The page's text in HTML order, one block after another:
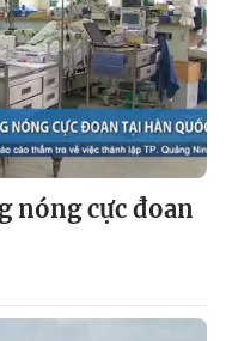
nóng cực đoan